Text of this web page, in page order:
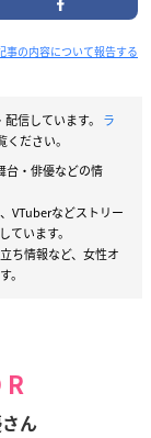
事の内容について報告する
信しています。 ラ
ださい。
台・俳優などの情
VTuberなどストリー
います。
ち情報など、女性オ
。
ん